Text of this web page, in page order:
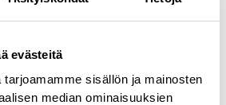
evästeitä
tarjoamamme sisällön ja mainosten
median ominaisuuksien